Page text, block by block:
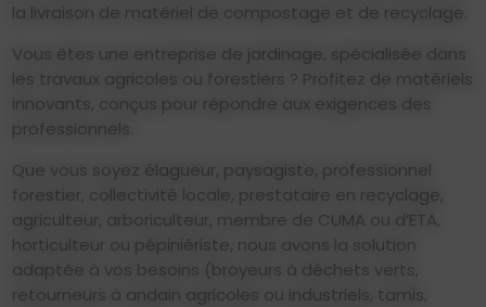
la livraison de matériel de compostage et de recyclage.
Vous êtes une entreprise de jardinage, spécialisée dans
les travaux agricoles ou forestiers ? Profitez de matériels
innovants, conçus pour répondre aux exigences des
professionnels.
Que vous soyez élagueur, paysagiste, professionnel
forestier, collectivité locale, prestataire en recyclage,
agriculteur, arboriculteur, membre de CUMA ou d’ETA,
horticulteur ou pépiniériste, nous avons la solution
adaptée à vos besoins (broyeurs à déchets verts,
retourneurs à andain agricoles ou industriels, tamis,